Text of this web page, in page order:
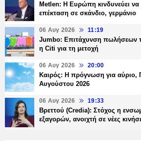
Metlen: Η Ευρώπη κινδυνεύει να
επέκταση σε σκάνδιο, γερμάνιο
06 Αυγ 2026 11:19
Jumbo: Επιτάχυνση πωλήσεων
η Citi για τη μετοχή
06 Αυγ 2026 20:00
Καιρός: Η πρόγνωση για αύριο,
Αυγούστου 2026
06 Αυγ 2026 19:33
Βρεττού (Credia): Στόχος η
εξαγορών, ανοιχτή σε νέες